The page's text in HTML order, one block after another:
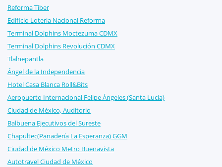
Reforma Tiber
Edificio Loteria Nacional Reforma
Terminal Dolphins Moctezuma CDMX
Terminal Dolphins Revolución CDMX
Tlalnepantla
Ángel de la Independencia
Hotel Casa Blanca Roll&Bits
Aeropuerto Internacional Felipe Ángeles (Santa Lucía)
Ciudad de México, Auditorio
Balbuena Ejecutivos del Sureste
Chapultec(Panadería La Esperanza) GGM
Ciudad de México Metro Buenavista
Autotravel Ciudad de México